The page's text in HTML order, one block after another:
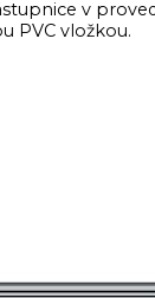
v
PVC vložkou.